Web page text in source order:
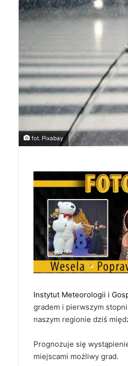
fot. Pixabay
Instytut Meteorologii i
gradem i pierwszym
naszym regionie dziś
Prognozuje się
miejscami możliwy grad.